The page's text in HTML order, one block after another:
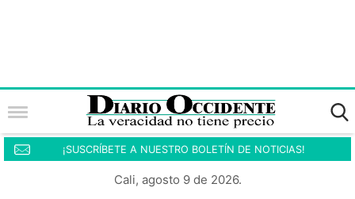
¡SUSCRÍBETE A NUESTRO BOLETÍN DE NOTICIAS!
Cali, agosto 9 de 2026.